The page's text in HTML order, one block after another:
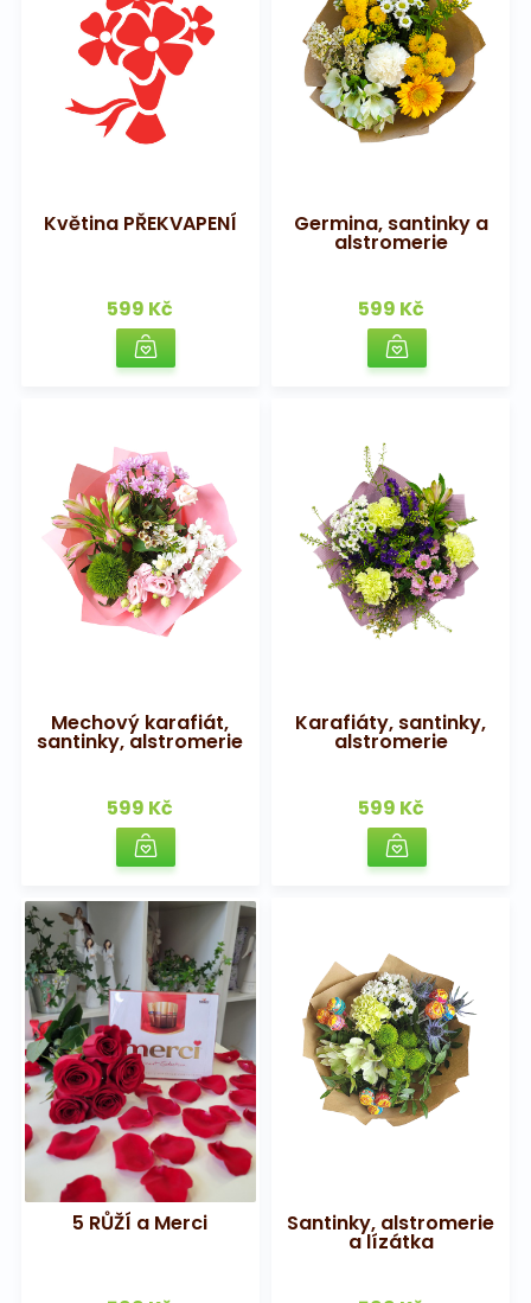
Květina PŘEKVAPENÍ
599 Kč
Germina, santinky a
alstromerie
599 Kč
Mechový karafiát,
santinky, alstromerie
599 Kč
Karafiáty, santinky,
alstromerie
599 Kč
5 RŮŽÍ a Merci Santinky, alstromerie
a lízátka